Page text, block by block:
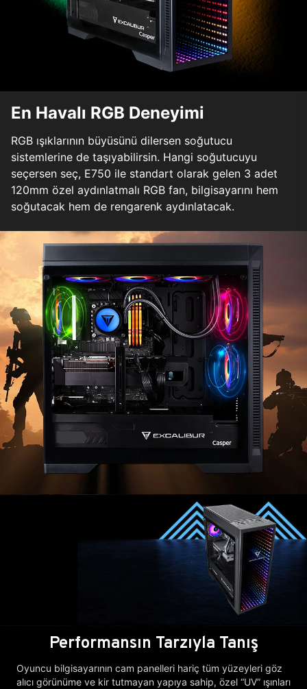
En Havalı RGB Deneyimi
RGB ışıklarının büyüsünü dilersen soğutucu
sistemlerine de taşıyabilirsin. Hangi soğutucuyu
seçersen seç, E750 ile standart olarak gelen 3 adet
120mm özel aydınlatmalı RGB fan, bilgisayarını hem
soğutacak hem de rengarenk aydınlatacak.
Performansın Tarzıyla Tanış
Oyuncu bilgisayarının cam panelleri hariç tüm yüzeyleri göz
alıcı görünüme ve kir tutmayan yapıya sahip, özel “UV” ışınları